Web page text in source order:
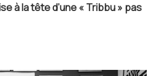
à la tête d’une « Tribbu » pas